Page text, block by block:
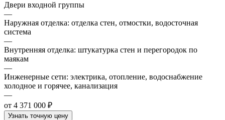
Двери входной группы
—
Наружная отделка: отделка стен, отмостки, водосточная
система
—
Внутренняя отделка: штукатурка стен и перегородок по
маякам
—
Инженерные сети: электрика, отопление, водоснабжение
холодное и горячее, канализация
—
от 4 371 000 ₽
Узнать точную цену